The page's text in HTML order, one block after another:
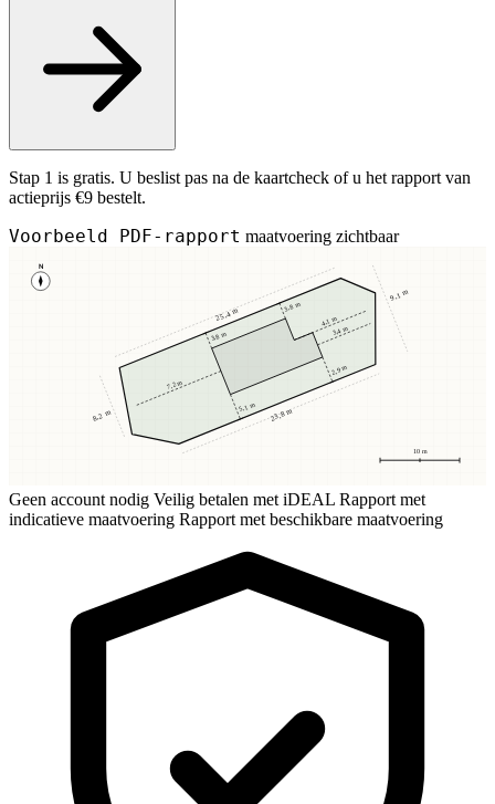
Stap 1 is gratis. U beslist pas na de kaartcheck of u het rapport van
actieprijs €9 bestelt.
Voorbeeld PDF-rapport maatvoering zichtbaar
N
10 m
3,8 m
3,8 m
5,1 m
2,9 m
7,2 m
3,4 m
4,1 m
25,4 m
23,8 m
8,2 m
9,1 m
Geen account nodig Veilig betalen met iDEAL Rapport met
indicatieve maatvoering Rapport met beschikbare maatvoering